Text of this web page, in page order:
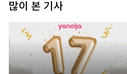
많이 본 기사